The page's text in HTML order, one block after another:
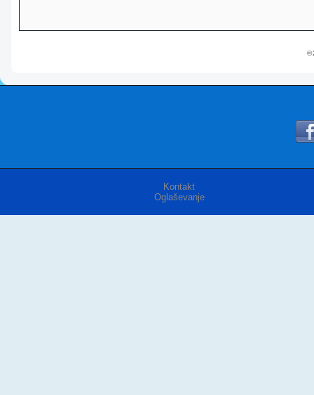
©
Kontakt
Oglaševanje